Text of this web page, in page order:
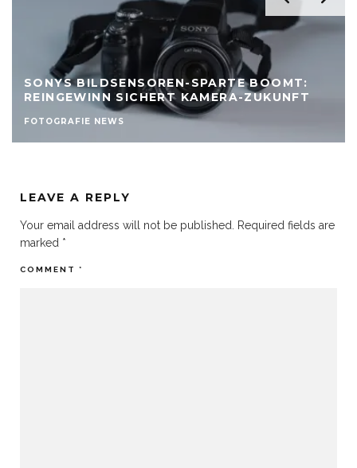
SONYS BILDSENSOREN-SPARTE BOOMT:
REINGEWINN SICHERT KAMERA-ZUKUNFT
FOTOGRAFIE NEWS
LEAVE A REPLY
Your email address will not be published.
Required fields are
marked *
COMMENT *